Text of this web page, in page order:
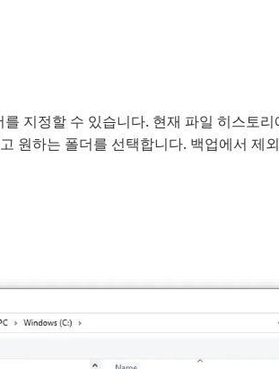
지정할 수 있습니다. 현재 파일 히스토
원하는 폴더를 선택합니다. 백업에서 제